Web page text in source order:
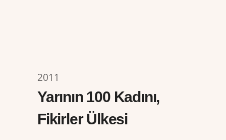
2011
Yarının 100 Kadını,
Fikirler Ülkesi